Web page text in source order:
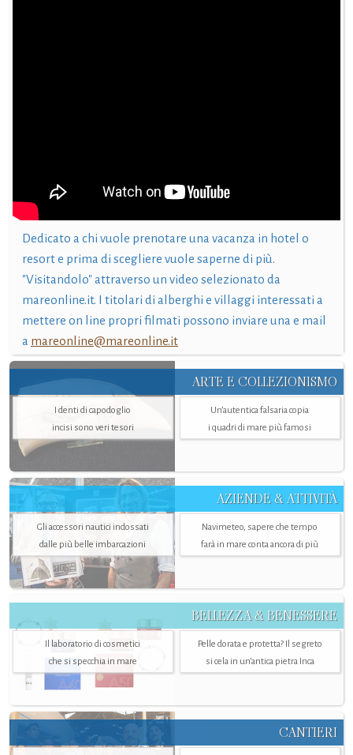
Dedicato a chi vuole prenotare una vacanza in hotel o
resort e prima di scegliere vuole saperne di più.
"Visitandolo" attraverso un video selezionato da
mareonline.it. I titolari di alberghi e villaggi interessati a
mettere on line propri filmati possono inviare una e mail
a mareonline@mareonline.it
ARTE E COLLEZIONISMO
I denti di capodoglio
incisi sono veri tesori
Un’autentica falsaria copia
i quadri di mare più famosi
AZIENDE & ATTIVITÀ
Gli accessori nautici indossati
dalle più belle imbarcazioni
Navimeteo, sapere che tempo
farà in mare conta ancora di più
BELLEZZA & BENESSERE
Il laboratorio di cosmetici
che si specchia in mare
Pelle dorata e protetta? Il segreto
si cela in un’antica pietra Inca
CANTIERI